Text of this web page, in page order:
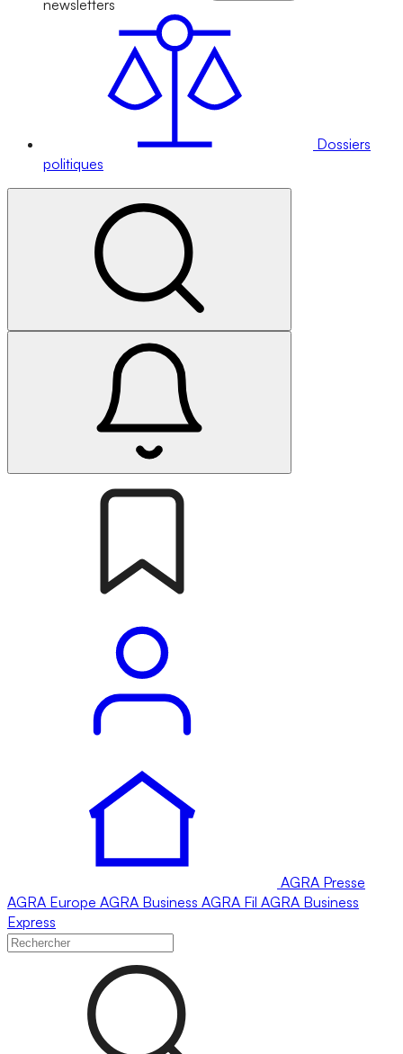
newsletters
Dossiers
politiques
AGRA Presse
AGRA Europe AGRA Business AGRA Fil AGRA Business
Express